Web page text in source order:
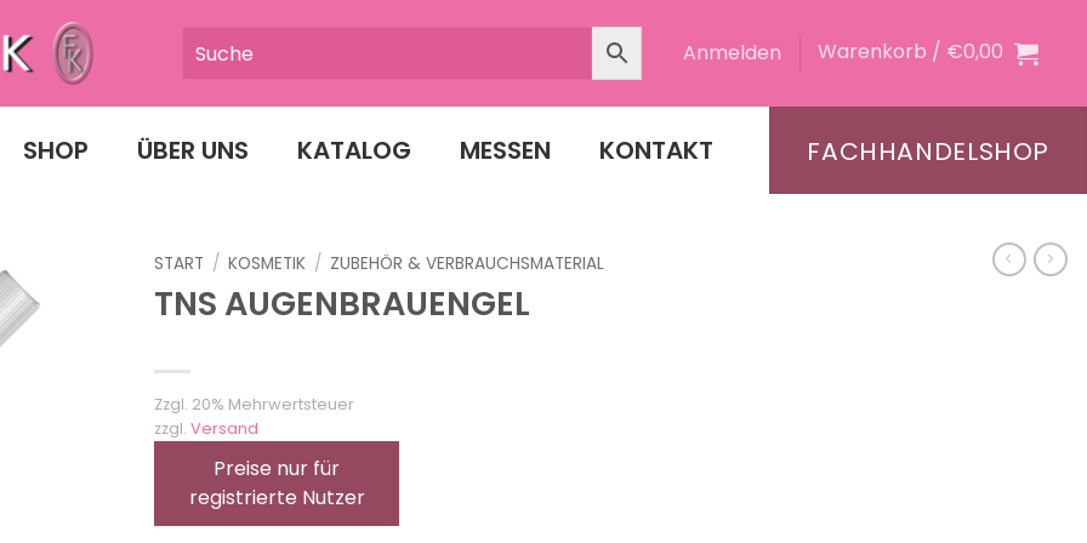
Anmelden Warenkorb / €0,00
SHOP ÜBER UNS KATALOG MESSEN KONTAKT FACHHANDELSHOP
START / KOSMETIK / ZUBEHÖR & VERBRAUCHSMATERIAL
TNS AUGENBRAUENGEL
Zzgl. 20% Mehrwertsteuer
zzgl. Versand
Preise nur für
registrierte Nutzer